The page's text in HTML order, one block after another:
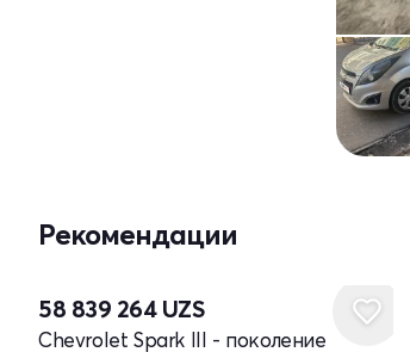
Рекомендации
58 839 264 UZS
Chevrolet Spark III - поколение